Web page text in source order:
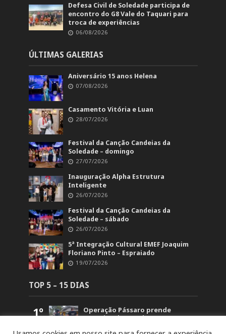
Defesa Civil de Soledade participa de
encontro do G8 Vale do Taquari para
troca de experiências
06/08/2026
ÚLTIMAS GALERIAS
Aniversário 15 anos Helena
07/08/2026
Casamento Vitória e Luan
28/07/2026
Festival da Canção Candeias da
Soledade – domingo
27/07/2026
Inauguração Alpha Estrutura
Inteligente
26/07/2026
Festival da Canção Candeias da
Soledade – sábado
26/07/2026
5ª Integração Cultural EMEF Joaquim
Floriano Pinto – Espraiado
19/07/2026
TOP 5 – 15 DIAS
1º
Operação Pássaro prende
suspeito de mandar matar